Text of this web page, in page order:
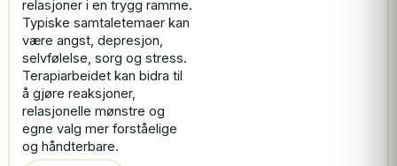
relasjoner i en trygg ramme.
Typiske samtaletemaer kan
være angst, depresjon,
selvfølelse, sorg og stress.
Terapiarbeidet kan bidra til
å gjøre reaksjoner,
relasjonelle mønstre og
egne valg mer forståelige
og håndterbare.